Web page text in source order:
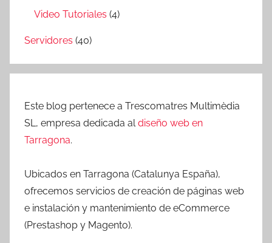
Video Tutoriales (4)
Servidores (40)
Este blog pertenece a Trescomatres Multimèdia
SL, empresa dedicada al diseño web en
Tarragona.
Ubicados en Tarragona (Catalunya España),
ofrecemos servicios de creación de páginas web
e instalación y mantenimiento de eCommerce
(Prestashop y Magento).